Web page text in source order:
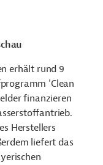
erhält rund 9
'Clean
finanzieren
Herstellers
liefert das